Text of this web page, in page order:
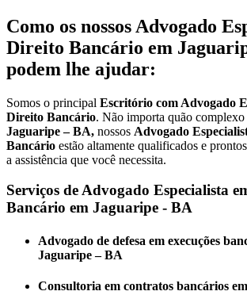
Como os nossos Advogado
Direito Bancário em
podem lhe ajudar:
Somos o principal Escritório com Advogado
Direito Bancário. Não importa quão complexo
Jaguaripe – BA, nossos Advogado
Bancário estão altamente qualificados e
a assistência que você necessita.
Serviços de Advogado Especialista
Bancário em Jaguaripe - BA
Advogado de defesa em execuções
Jaguaripe – BA
Consultoria em contratos bancários